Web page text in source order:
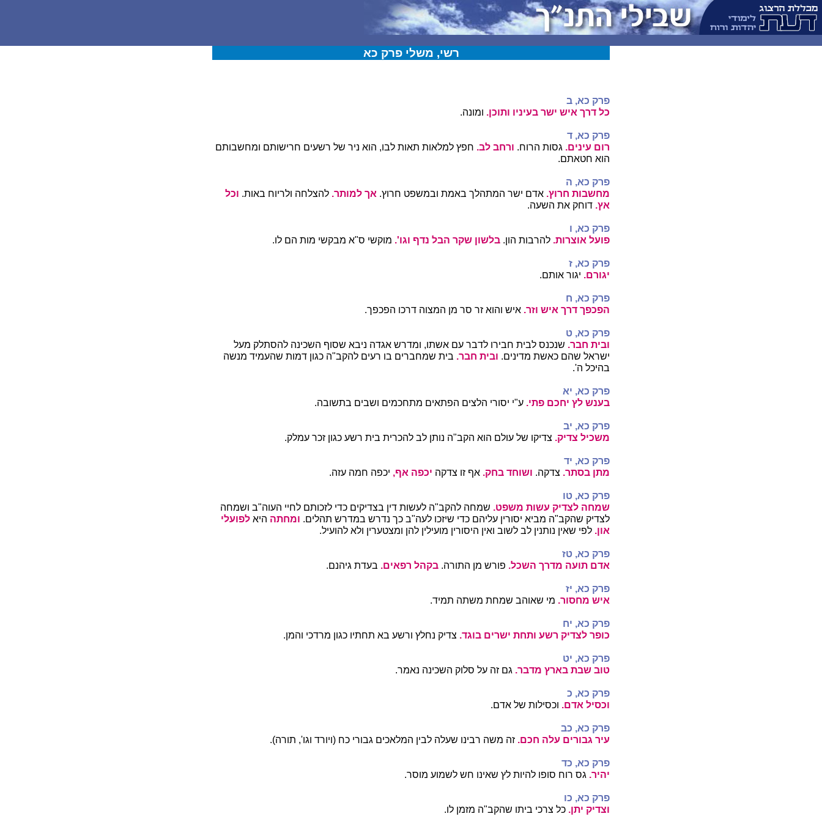
רשי, משלי פרק כא
פרק כא, ב
כל דרך איש ישר בעיניו ותוכן. ומונה.
פרק כא, ד
רום עינים. גסות הרוח. ורחב לב. חפץ למלאות תאות לבו, הוא ניר של רשעים חרישותם ומחשבותם
הוא חטאתם.
פרק כא, ה
מחשבות חרוץ. אדם ישר המתהלך באמת ובמשפט חרוץ. אך למותר. להצלחה ולריוח באות. וכל
אץ. דוחק את השעה.
פרק כא, ו
פועל אוצרות. להרבות הון. בלשון שקר הבל נדף וגו'. מוקשי ס"א מבקשי מות הם לו.
פרק כא, ז
יגורם. יגור אותם.
פרק כא, ח
הפכפך דרך איש וזר. איש והוא זר סר מן המצוה דרכו הפכפך.
פרק כא, ט
ובית חבר. שנכנס לבית חבירו לדבר עם אשתו, ומדרש אגדה ניבא שסוף השכינה להסתלק מעל
ישראל שהם כאשת מדינים. ובית חבר. בית שמחברים בו רעים להקב"ה כגון דמות שהעמיד מנשה
בהיכל ה'.
פרק כא, יא
בענש לץ יחכם פתי. ע"י יסורי הלצים הפתאים מתחכמים ושבים בתשובה.
פרק כא, יב
משכיל צדיק. צדיקו של עולם הוא הקב"ה נותן לב להכרית בית רשע כגון זכר עמלק.
פרק כא, יד
מתן בסתר. צדקה. ושוחד בחק. אף זו צדקה יכפה אף, יכפה חמה עזה.
פרק כא, טו
שמחה לצדיק עשות משפט. שמחה להקב"ה לעשות דין בצדיקים כדי לזכותם לחיי העוה"ב ושמחה
לצדיק שהקב"ה מביא יסורין עליהם כדי שיזכו לעה"ב כך נדרש במדרש תהלים. ומחתה היא לפועלי
און. לפי שאין נותנין לב לשוב ואין היסורין מועילין להן ומצטערין ולא להועיל.
פרק כא, טז
אדם תועה מדרך השכל. פורש מן התורה. בקהל רפאים. בעדת גיהנם.
פרק כא, יז
איש מחסור. מי שאוהב שמחת משתה תמיד.
פרק כא, יח
כופר לצדיק רשע ותחת ישרים בוגד. צדיק נחלץ ורשע בא תחתיו כגון מרדכי והמן.
פרק כא, יט
טוב שבת בארץ מדבר. גם זה על סלוק השכינה נאמר.
פרק כא, כ
וכסיל אדם. וכסילות של אדם.
פרק כא, כב
עיר גבורים עלה חכם. זה משה רבינו שעלה לבין המלאכים גבורי כח (ויורד וגו', תורה).
פרק כא, כד
יהיר. גס רוח סופו להיות לץ שאינו חש לשמוע מוסר.
פרק כא, כו
וצדיק יתן. כל צרכי ביתו שהקב"ה מזמן לו.